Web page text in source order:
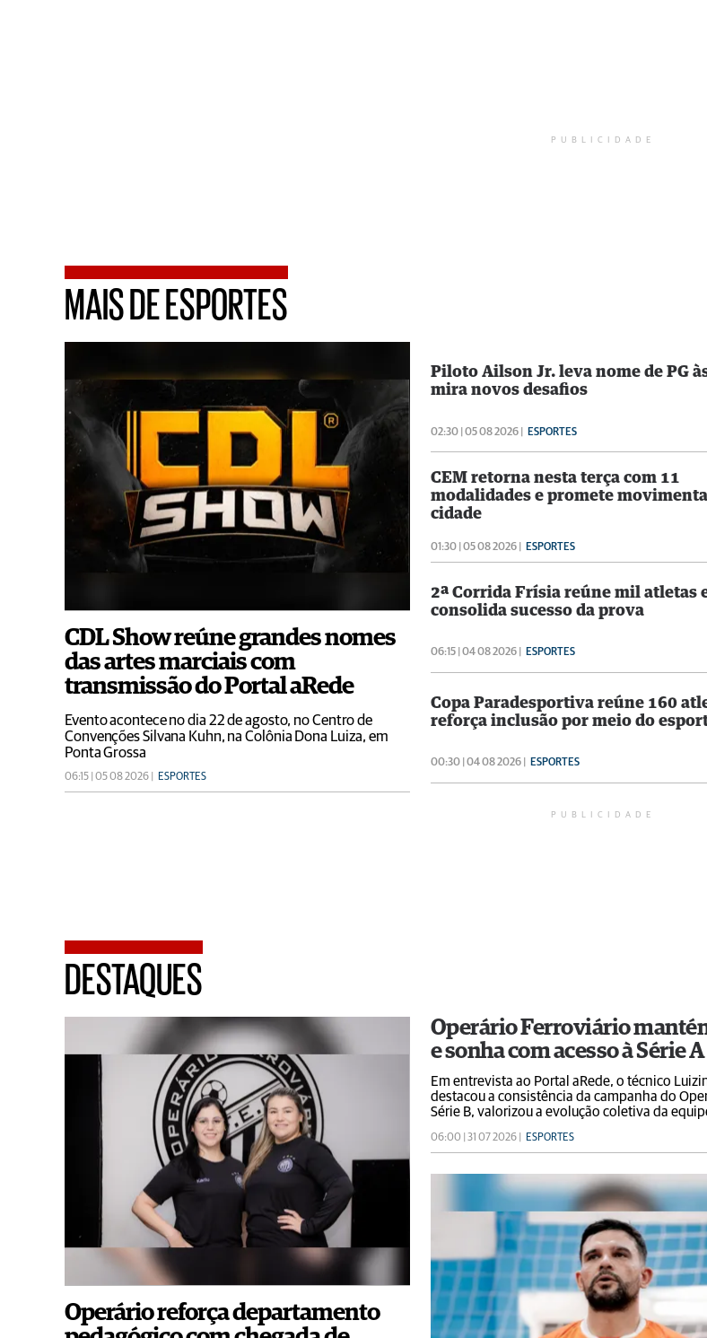
PUBLICIDADE
MAIS DE ESPORTES
CDL Show reúne grandes nomes
das artes marciais com
transmissão do Portal aRede
Evento acontece no dia 22 de agosto, no Centro de
Convenções Silvana Kuhn, na Colônia Dona Luiza, em
Ponta Grossa
06:15 | 05 08 2026 | ESPORTES
Piloto Ailson Jr. leva nome de PG
mira novos desafios
02:30 | 05 08 2026 | ESPORTES
CEM retorna nesta terça com 11
modalidades e promete
cidade
01:30 | 05 08 2026 | ESPORTES
2ª Corrida Frísia reúne mil atletas
consolida sucesso da prova
06:15 | 04 08 2026 | ESPORTES
Copa Paradesportiva reúne 160
reforça inclusão por meio do
00:30 | 04 08 2026 | ESPORTES
PUBLICIDADE
DESTAQUES
Operário reforça departamento
Operário Ferroviário
e sonha com acesso à Série A
Em entrevista ao Portal aRede, o técnico
destacou a consistência da campanha do
Série B, valorizou a evolução coletiva da
o sonho do acesso à Série A em realidade
06:00 | 31 07 2026 | ESPORTES